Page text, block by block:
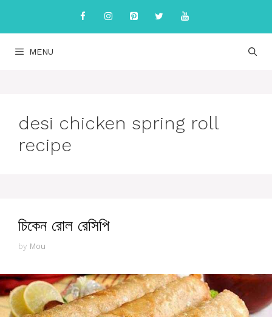
content
MENU
desi chicken spring roll
recipe
চিকেন রোল রেসিপি
by Mou